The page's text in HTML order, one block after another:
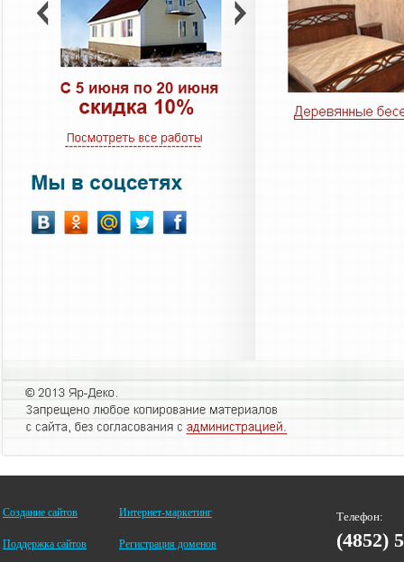
Создание сайтов Интернет-маркетинг
Поддержка сайтов Регистрация доменов
Телефон:
(4852)